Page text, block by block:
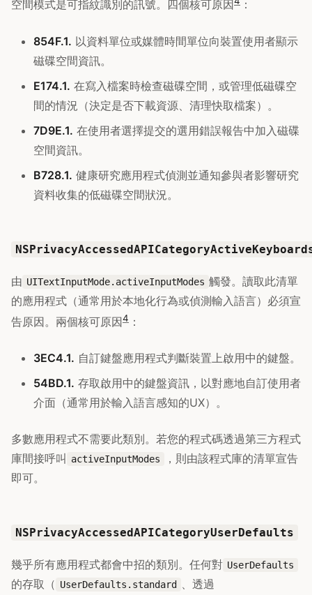
空間模式是可指紋識別的訊號。四個核可原因
：
854F.1. 以資料單位或媒體時間單位向裝置使用者顯示
磁碟空間資訊。
E174.1. 在寫入檔案時檢查磁碟空間，或管理低磁碟空
間的情況（決定是否下載資源、清理快取檔案）。
7D9E.1. 在使用者選擇提交的選用錯誤報告中加入磁碟
空間資訊。
B728.1. 健康研究應用程式偵測並通知參與者影響研究
資料收集的低磁碟空間狀況。
由 UITextInputMode.activeInputModes 觸發。讀取此清單
的應用程式（通常用於本地化行為或偵測輸入語言）必須宣
告原因。兩個核可原因4 ：
3EC4.1. 自訂鍵盤應用程式判斷裝置上啟用中的鍵盤。
54BD.1. 存取啟用中的鍵盤資訊，以對應地自訂使用者
介面（通常用於輸入語言感知的UX）。
多數應用程式不需要此類別。若您的程式碼透過第三方程式
庫間接呼叫 activeInputModes
，則由該程式庫的清單宣告
即可。
NSPrivacyAccessedAPICategoryUserDefaults
幾乎所有應用程式都會中招的類別。任何對 UserDefaults
的存取（ UserDefaults.standard 、透過